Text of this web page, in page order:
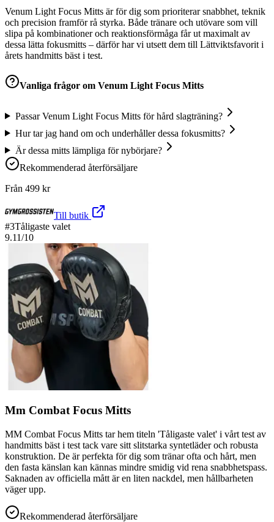
Venum Light Focus Mitts är för dig som prioriterar snabbhet, teknik
och precision framför rå styrka. Både tränare och utövare som vill
slipa på kombinationer och reaktionsförmåga får ut maximalt av
dessa lätta fokusmitts – därför har vi utsett dem till Lättviktsfavorit i
årets handmitts bäst i test.
Vanliga frågor om Venum Light Focus Mitts
Passar Venum Light Focus Mitts för hård slagträning?
Hur tar jag hand om och underhåller dessa fokusmitts?
Är dessa mitts lämpliga för nybörjare?
Rekommenderad återförsäljare
Från 499 kr
Till butik
#3Tåligaste valet
9.11/10
Mm Combat Focus Mitts
MM Combat Focus Mitts tar hem titeln 'Tåligaste valet' i vårt test av
handmitts bäst i test tack vare sitt slitstarka syntetläder och robusta
konstruktion. De är perfekta för dig som tränar ofta och hårt, men
den fasta känslan kan kännas mindre smidig vid rena snabbhetspass.
Saknaden av officiella mått är en liten nackdel, men hållbarheten
väger upp.
Rekommenderad återförsäljare